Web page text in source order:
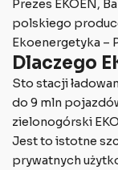
Prezes EKOEN,
polskiego
Ekoenergetyka –
Dlaczego
Sto stacji
do 9 mln
zielonogórski
Jest to istotne
prywatnych